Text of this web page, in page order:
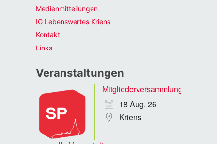
Medienmitteilungen
IG Lebenswertes Kriens
Kontakt
Links
Veranstaltungen
Mitgliederversammlung
18 Aug. 26
Kriens